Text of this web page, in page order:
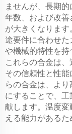
ませんが、長期
年数、および改善
が大きくなりま
途要件に合わせた
や機械的特性を持
これらの合金は、
その信頼性と性
らの合金は、よ
にすることで、
献します。温度
える能力があるた